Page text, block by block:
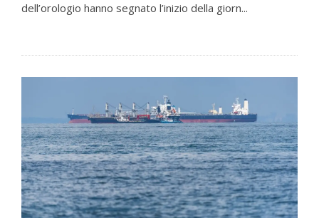
dell’orologio hanno segnato l’inizio della giorn...